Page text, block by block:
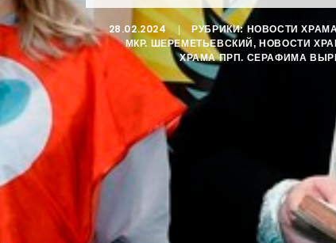
28.02.2024 | РУБРИКИ: НОВОСТИ
МКР. ШЕРЕМЕТЬЕВСКИЙ , НОВОСТИ
ХРАМА ПРП. СЕРАФИМА